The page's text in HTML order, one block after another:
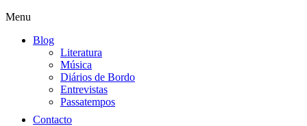
Menu
Blog
Literatura
Música
Diários de Bordo
Entrevistas
Passatempos
Contacto